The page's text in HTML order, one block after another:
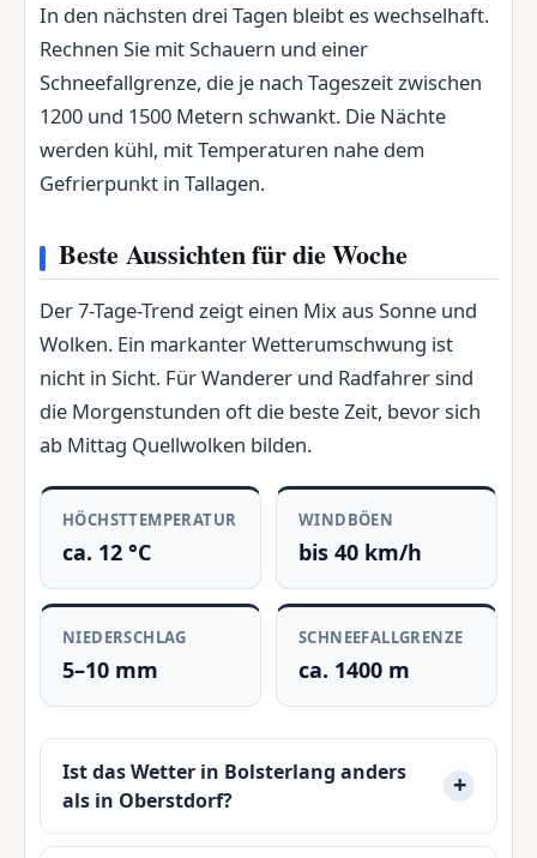
In den nächsten drei Tagen bleibt es wechselhaft.
Rechnen Sie mit Schauern und einer
Schneefallgrenze, die je nach Tageszeit zwischen
1200 und 1500 Metern schwankt. Die Nächte
werden kühl, mit Temperaturen nahe dem
Gefrierpunkt in Tallagen.
Beste Aussichten für die Woche
Der 7-Tage-Trend zeigt einen Mix aus Sonne und
Wolken. Ein markanter Wetterumschwung ist
nicht in Sicht. Für Wanderer und Radfahrer sind
die Morgenstunden oft die beste Zeit, bevor sich
ab Mittag Quellwolken bilden.
HÖCHSTTEMPERATUR
ca. 12 °C
WINDBÖEN
bis 40 km/h
NIEDERSCHLAG
5–10 mm
SCHNEEFALLGRENZE
ca. 1400 m
Ist das Wetter in Bolsterlang anders
als in Oberstdorf?